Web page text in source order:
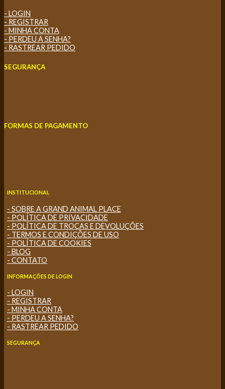
- LOGIN
- REGISTRAR
- MINHA CONTA
- PERDEU A SENHA?
- RASTREAR PEDIDO
SEGURANÇA
FORMAS DE PAGAMENTO
INSTITUCIONAL
- SOBRE A GRAND ANIMAL PLACE
- POLÍTICA DE PRIVACIDADE
- POLÍTICA DE TROCAS E DEVOLUÇÕES
- TERMOS E CONDIÇÕES DE USO
- POLÍTICA DE COOKIES
- BLOG
- CONTATO
INFORMAÇÕES DE LOGIN
- LOGIN
- REGISTRAR
- MINHA CONTA
- PERDEU A SENHA?
- RASTREAR PEDIDO
SEGURANÇA